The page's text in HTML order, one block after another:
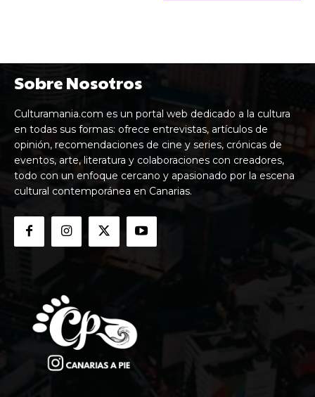
Sobre Nosotros
Culturamania.com es un portal web dedicado a la cultura
en todas sus formas: ofrece entrevistas, artículos de
opinión, recomendaciones de cine y series, crónicas de
eventos, arte, literatura y colaboraciones con creadores,
todo con un enfoque cercano y apasionado por la escena
cultural contemporánea en Canarias.